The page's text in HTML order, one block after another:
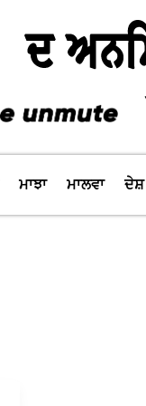
ਮਾਝਾ ਮਾਲਵਾ ਦੇਸ਼